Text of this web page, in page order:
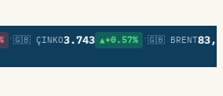
3.743 ▲+0.57% •🇬🇧 BRENT83,28